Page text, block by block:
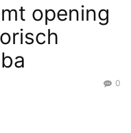
opening
0